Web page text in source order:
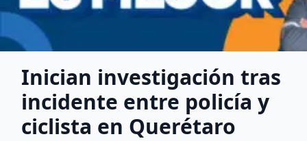
Inician investigación tras
incidente entre policía y
ciclista en Querétaro